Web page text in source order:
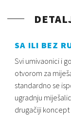
SA ILI BEZ
Svi umivaonici i
otvorom za
standardno se
ugradnju
drugačiji